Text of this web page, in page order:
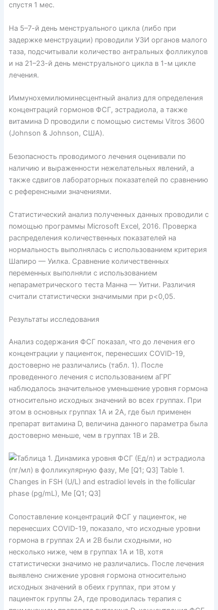
спустя 1 мес.
На 5–7-й день менструального цикла (либо при
задержке менструации) проводили УЗИ органов малого
таза, подсчитывали количество антральных фолликулов
и на 21–23-й день менструального цикла в 1-м цикле
лечения.
Иммунохемилюминесцентный анализ для определения
концентраций гормонов ФСГ, эстрадиола, а также
витамина D проводили с помощью системы Vitros 3600
(Johnson & Johnson, США).
Безопасность проводимого лечения оценивали по
наличию и выраженности нежелательных явлений, а
также сдвигов лабораторных показателей по сравнению
с референсными значениями.
Статистический анализ полученных данных проводили с
помощью программы Microsoft Excel, 2016. Проверка
распределения количественных показателей на
нормальность выполнялась с использованием критерия
Шапиро — Уилка. Сравнение количественных
переменных выполняли с использованием
непараметрического теста Манна — Уитни. Различия
считали статистически значимыми при p<0,05.
Результаты исследования
Анализ содержания ФСГ показал, что до лечения его
концентрации у пациенток, перенесших COVID-19,
достоверно не различались (табл. 1). После
проведенного лечения с использованием аГРГ
наблюдалось значительное уменьшение уровня гормона
относительно исходных значений во всех группах. При
этом в основных группах 1А и 2А, где был применен
препарат витамина D, величина данного параметра была
достоверно меньше, чем в группах 1В и 2В.
Сопоставление концентраций ФСГ у пациенток, не
перенесших COVID-19, показало, что исходные уровни
гормона в группах 2А и 2В были сходными, но
несколько ниже, чем в группах 1А и 1В, хотя
статистически значимо не различались. После лечения
выявлено снижение уровня гормона относительно
исходных значений в обеих группах, при этом у
пациенток группы 2А, где проводилась терапия с